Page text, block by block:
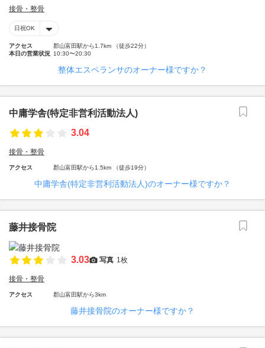
接骨・整骨
日祝OK
アクセス
郡山富田駅から1.7km （徒歩22分）
本日の営業状況 10:30〜20:30
整体エスペランサのオーナー様ですか？
中庸学舎(特定非営利活動法人)
3.04
接骨・整骨
アクセス 郡山富田駅から1.5km （徒歩19分）
中庸学舎(特定非営利活動法人)のオーナー様ですか？
藤井接骨院
3.03 写真 1枚
接骨・整骨
アクセス 郡山富田駅から3km
藤井接骨院のオーナー様ですか？